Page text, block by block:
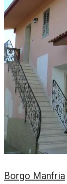
Borgo Manfria